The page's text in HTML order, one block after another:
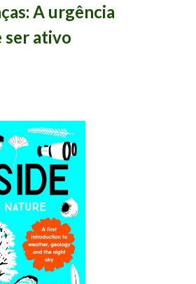
A urgência
ser ativo